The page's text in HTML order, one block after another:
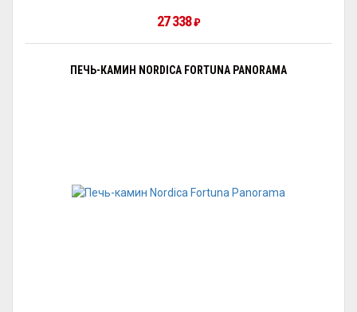
27 338₽
ПЕЧЬ-КАМИН NORDICA FORTUNA PANORAMA